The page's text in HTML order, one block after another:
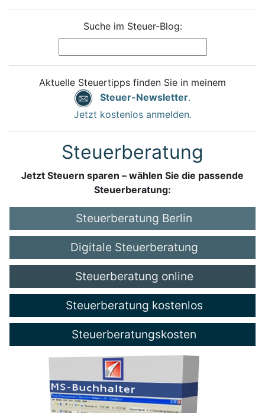
Suche im Steuer-Blog:
Aktuelle Steuertipps finden Sie in meinem
Steuer-Newsletter.
Jetzt kostenlos anmelden.
Steuerberatung
Jetzt Steuern sparen – wählen Sie die passende
Steuerberatung:
Steuerberatung Berlin
Digitale Steuerberatung
Steuerberatung online
Steuerberatung kostenlos
Steuerberatungskosten